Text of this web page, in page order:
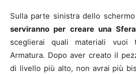
Sulla parte sinistra dello
serviranno per creare una
sceglierai quali materiali vuoi
Armatura. Dopo aver creato il
di livello più alto, non avrai più